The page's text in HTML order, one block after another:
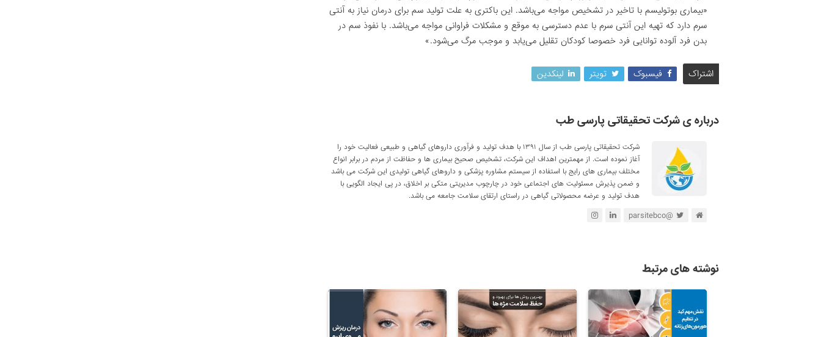
«بیماری بوتولیسم با تاخیر در تشخیص مواجه می‌‎باشد. این باکتری به علت تولید سم برای درمان نیاز به آنتی
سرم دارد که تهیه این آنتی سرم با عدم دسترسی به موقع و مشکلات فراوانی مواجه می‌باشد. با نفوذ سم در
بدن فرد آلوده توانایی فرد خصوصا کودکان تقلیل می‌یابد و موجب مرگ می‌شود.»
اشتراک فیسبوک تویتر لینکدین
درباره ی شرکت تحقیقاتی پارسی طب
شرکت تحقیقاتی پارسی طب از سال ۱۳۹۱ با هدف تولید و فرآوری داروهای گیاهی و طبیعی فعالیت خود را
آغاز نموده است. از مهمترین اهداف این شرکت، تشخیص صحیح بیماری ها و حفاظت از مردم در برابر انواع
مختلف بیماری های رایج با استفاده از سیستم مشاوره پزشکی و داروهای گیاهی تولیدی این شرکت می باشد
و ضمن پذیرش مسئولیت های اجتماعی خود در چارچوب مدیریتی متکی بر اخلاق، در پی ایجاد الگویی با
هدف تولید و عرضه محصولاتی گیاهی در راستای ارتقای سلامت جامعه می باشد.
@parsitebco
نوشته های مرتبط